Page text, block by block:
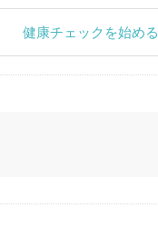
健康チェックを始める